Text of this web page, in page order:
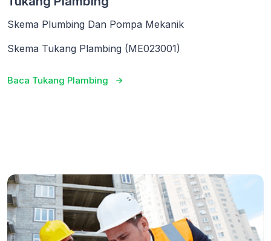
Skema Plumbing Dan Pompa Mekanik
Skema Tukang Plambing (ME023001)
Baca Tukang Plambing